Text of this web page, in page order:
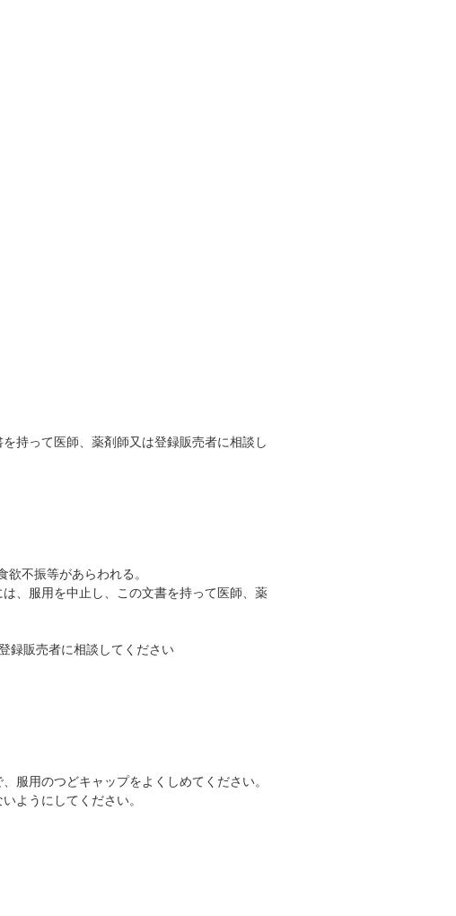
持って医師、薬剤師又は登録販売者に相談し
不振等があらわれる。
、服用を中止し、この文書を持って医師、薬
録販売者に相談してください
服用のつどキャップをよくしめてください。
ようにしてください。